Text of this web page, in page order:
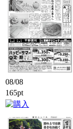
08/08
165pt